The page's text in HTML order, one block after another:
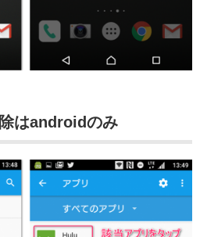
はandroidのみ